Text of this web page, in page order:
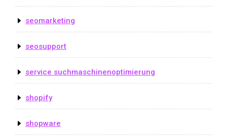
seomarketing
seosupport
service suchmaschinenoptimierung
shopify
shopware